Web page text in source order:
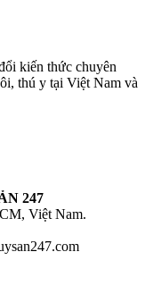
kiến thức chuyên
thú y tại Việt Nam và
247
Việt Nam.